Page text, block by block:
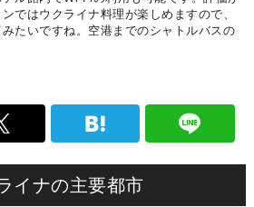
ではウクライナ料理が楽しめますので、
たいですね。空港までのシャトルバスの
イナの主要都市